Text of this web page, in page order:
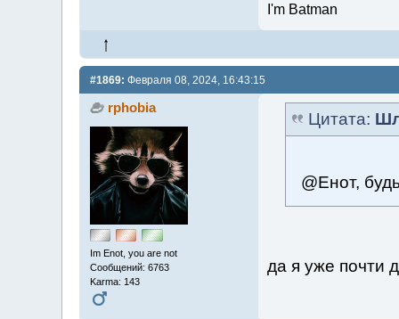
I'm Batman
#1869: Февраля 08, 2024, 16:43:15
rphobia
Im Enot, you are not
Сообщений: 6763
Karma: 143
Цитата:
@Енот,
да я уже почти